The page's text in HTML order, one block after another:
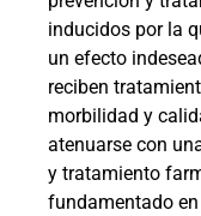
inducidos por la
un efecto
reciben
morbilidad y
atenuarse con
y tratamiento
fundamentado